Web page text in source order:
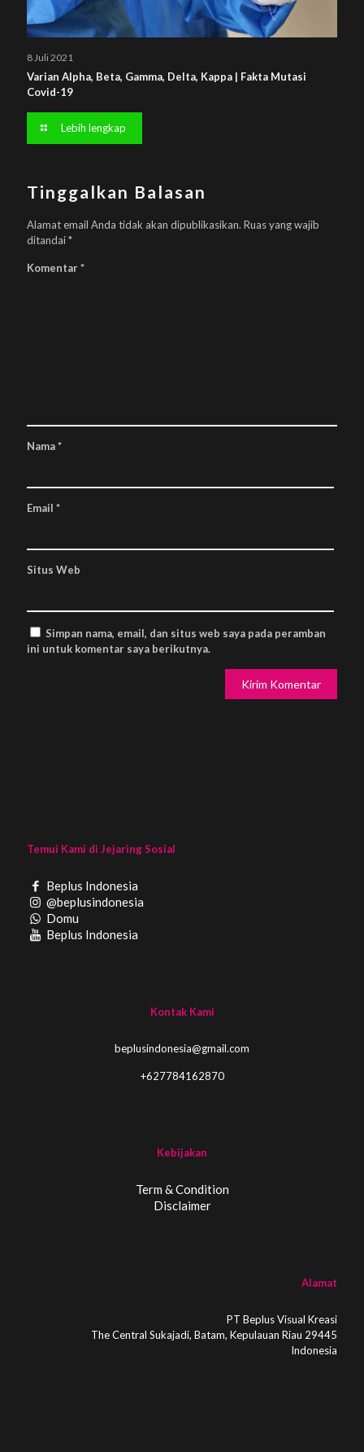
8 Juli 2021
Varian Alpha, Beta, Gamma, Delta, Kappa | Fakta Mutasi
Covid-19
Lebih lengkap
Tinggalkan Balasan
Alamat email Anda tidak akan dipublikasikan. Ruas yang wajib
ditandai*
Komentar*
Nama*
Email *
Situs Web
Simpan nama, email, dan situs web saya pada peramban
ini untuk komentar saya berikutnya.
Temui Kami di Jejaring Sosial
Beplus Indonesia
@beplusindonesia
Domu
Beplus Indonesia
Kontak Kami
beplusindonesia@gmail.com
+627784162870
Kebijakan
Term & Condition
Disclaimer
Alamat
PT Beplus Visual Kreasi
The Central Sukajadi, Batam, Kepulauan Riau 29445
Indonesia